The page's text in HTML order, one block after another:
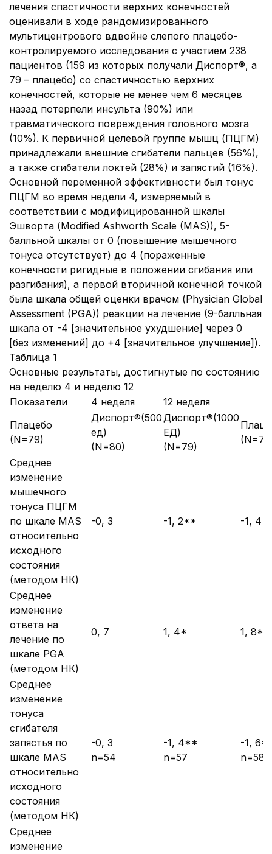
лечения спастичности верхних конечностей
оценивали в ходе рандомизированного
мультицентрового вдвойне слепого плацебо-
контролируемого исследования с участием 238
пациентов (159 из которых получали Диспорт®, а
79 – плацебо) со спастичностью верхних
конечностей, которые не менее чем 6 месяцев
назад потерпели инсульта (90%) или
травматического повреждения головного мозга
(10%). К первичной целевой группе мышц (ПЦГМ)
принадлежали внешние сгибатели пальцев (56%),
а также сгибатели локтей (28%) и запястий (16%).
Основной переменной эффективности был тонус
ПЦГМ во время недели 4, измеряемый в
соответствии с модифицированной шкалы
Эшворта (Modified Ashworth Scale (MAS)), 5-
балльной шкалы от 0 (повышение мышечного
тонуса отсутствует) до 4 (пораженные
конечности ригидные в положении сгибания или
разгибания), а первой вторичной конечной точкой
была шкала общей оценки врачом (Physician Global
Assessment (PGA)) реакции на лечение (9-балльная
шкала от -4 [значительное ухудшение] через 0
[без изменений] до +4 [значительное улучшение]).
Таблица 1
Основные результаты, достигнутые по состоянию
на неделю 4 и неделю 12
Показатели
4 неделя
12 неделя
Плацебо
(N=79)
Диспорт®(500
ед)
(N=80)
Диспорт®(1000
ЕД)
(N=79)
Среднее
изменение
мышечного
тонуса ПЦГМ
по шкале MAS
относительно
исходного
состояния
(методом НК)
-0, 3 -1, 2** -1,
Среднее
изменение
ответа на
лечение по
шкале PGA
(методом НК)
0, 7 1, 4* 1, 8**
Среднее
изменение
тонуса
сгибателя
запястья по
шкале MAS
относительно
исходного
состояния
(методом НК)
-0, 3
n=54
-1, 4**
n=57
-1,
n=58
Среднее
изменение